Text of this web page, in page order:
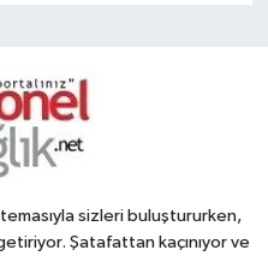
sizleri buluştururken,
Şatafattan kaçınıyor ve